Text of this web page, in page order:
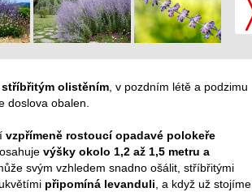
olistěním , v pozdním létě a podzimu
doslova obalen.
vzpřímeně rostoucí opadavé polokeře
výšky okolo 1,2 až 1,5 metru a
svým vzhledem snadno ošálit, stříbřitými
připomíná levanduli , a když už stojíme